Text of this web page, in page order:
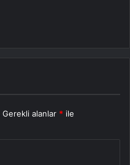
Gerekli alanlar * ile